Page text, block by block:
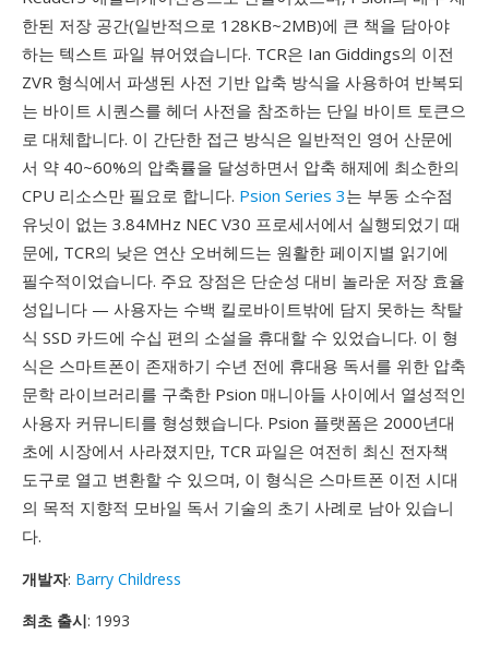
한된 저장 공간(일반적으로 128KB~2MB)에 큰 책을 담아야
하는 텍스트 파일 뷰어였습니다. TCR은 Ian Giddings의 이전
ZVR 형식에서 파생된 사전 기반 압축 방식을 사용하여 반복되
는 바이트 시퀀스를 헤더 사전을 참조하는 단일 바이트 토큰으
로 대체합니다. 이 간단한 접근 방식은 일반적인 영어 산문에
서 약 40~60%의 압축률을 달성하면서 압축 해제에 최소한의
CPU 리소스만 필요로 합니다. Psion Series 3는 부동 소수점
유닛이 없는 3.84MHz NEC V30 프로세서에서 실행되었기 때
문에, TCR의 낮은 연산 오버헤드는 원활한 페이지별 읽기에
필수적이었습니다. 주요 장점은 단순성 대비 놀라운 저장 효율
성입니다 — 사용자는 수백 킬로바이트밖에 담지 못하는 착탈
식 SSD 카드에 수십 편의 소설을 휴대할 수 있었습니다. 이 형
식은 스마트폰이 존재하기 수년 전에 휴대용 독서를 위한 압축
문학 라이브러리를 구축한 Psion 매니아들 사이에서 열성적인
사용자 커뮤니티를 형성했습니다. Psion 플랫폼은 2000년대
초에 시장에서 사라졌지만, TCR 파일은 여전히 최신 전자책
도구로 열고 변환할 수 있으며, 이 형식은 스마트폰 이전 시대
의 목적 지향적 모바일 독서 기술의 초기 사례로 남아 있습니
다.
개발자: Barry Childress
최초 출시: 1993